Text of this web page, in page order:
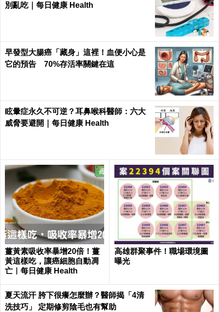
別亂吃｜每日健康 Health
早發型大腸癌「藏身」這裡！血便小心是
它的預告 70%存活率關鍵在這
眩暈症永久不可逆？耳鼻喉科醫師：六大
威脅要避開｜每日健康 Health
薑黃素吸收率暴增20倍！薑
黃這樣吃，讓癌細胞自動凋
亡｜每日健康 Health
高雄群聚事件！職場環境圖
曝光
夏天流汗 胯下很癢怎麼辦？醫師揭「4清
洗技巧」 定期修剪陰毛也有幫助